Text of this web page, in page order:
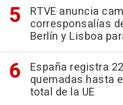
RTVE anuncia
corresponsalías
Berlín y Lisboa
España registra
quemadas hasta
total de la UE